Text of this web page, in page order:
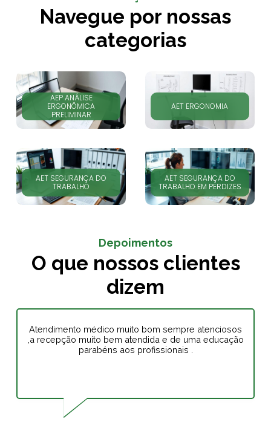
Navegue por nossas
categorias
AEP ANÁLISE
ERGONÔMICA
PRELIMINAR
AET ERGONOMIA
AET SEGURANÇA DO
TRABALHO
AET SEGURANÇA DO
TRABALHO EM PERDIZES
Depoimentos
O que nossos clientes
dizem
Atendimento médico muito bom sempre atenciosos
,a recepção muito bem atendida e de uma educação
parabéns aos profissionais .